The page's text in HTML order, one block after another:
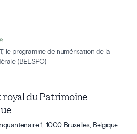
le programme de numérisation de la
(BELSPO)
du Patrimoine
1, 1000 Bruxelles, Belgique